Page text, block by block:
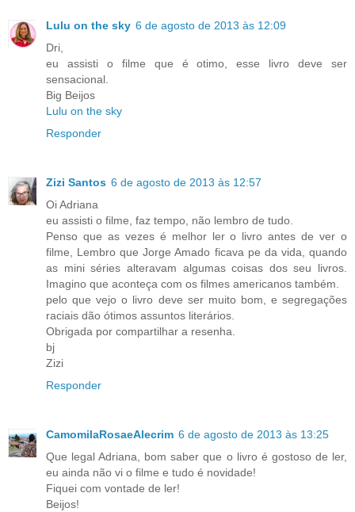
Lulu on the sky 6 de agosto de 2013 às 12:09
Dri,
eu assisti o filme que é otimo, esse livro deve ser
sensacional.
Big Beijos
Lulu on the sky
Responder
Zizi Santos 6 de agosto de 2013 às 12:57
Oi Adriana
eu assisti o filme, faz tempo, não lembro de tudo.
Penso que as vezes é melhor ler o livro antes de ver o
filme, Lembro que Jorge Amado ficava pe da vida, quando
as mini séries alteravam algumas coisas dos seu livros.
Imagino que aconteça com os filmes americanos também.
pelo que vejo o livro deve ser muito bom, e segregações
raciais dão ótimos assuntos literários.
Obrigada por compartilhar a resenha.
bj
Zizi
Responder
CamomilaRosaeAlecrim 6 de agosto de 2013 às 13:25
Que legal Adriana, bom saber que o livro é gostoso de ler,
eu ainda não vi o filme e tudo é novidade!
Fiquei com vontade de ler!
Beijos!